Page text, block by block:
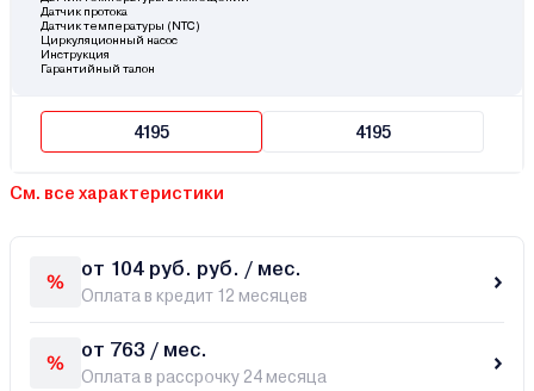
Датчик протока
Датчик температуры (NTC)
Циркуляционный насос
Инструкция
Гарантийный талон
4195 4195
См. все характеристики
от 104 руб. руб. / мес.
Оплата в кредит 12 месяцев
от 763 / мес.
Оплата в рассрочку 24 месяца